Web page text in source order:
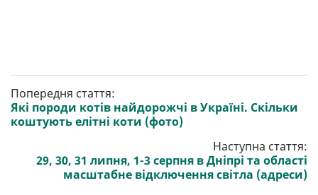
Попередня стаття:
Які породи котів найдорожчі в Україні. Скільки
коштують елітні коти (фото)
Наступна стаття:
29, 30, 31 липня, 1-3 серпня в Дніпрі та області
масштабне відключення світла (адреси)